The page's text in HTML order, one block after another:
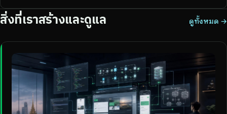
สิ่งที่เราสร้างและดูแล ดูทั้งหมด →